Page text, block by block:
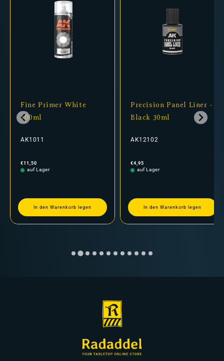
Fine Primer White
400ml
AK1011
Normaler
Preis
€11,50
auf Lager
In den Warenkorb legen
Precision Panel Liner -
Black 30ml
AK12102
Normaler
Preis
€4,95
auf Lager
In den Warenkorb legen